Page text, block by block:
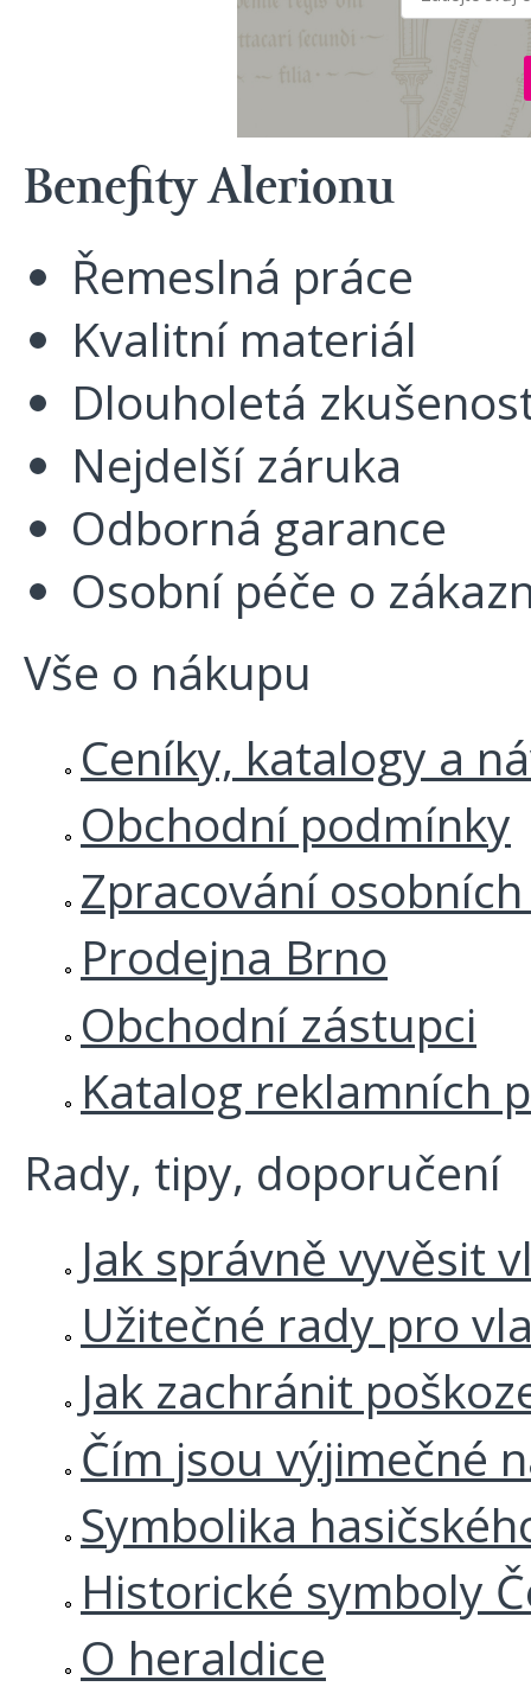
Benefity Alerionu
Řemeslná práce
Kvalitní materiál
Dlouholetá
Nejdelší záruka
Odborná garance
Osobní péče o
Vše o nákupu
Ceníky, katalogy a
Obchodní podmínky
Zpracování
Prodejna Brno
Obchodní zástupci
Katalog reklamních
Rady, tipy, doporučení
Jak správně vyvěsit
Užitečné rady pro
Jak zachránit
Čím jsou výjimečné
Symbolika
Historické symboly
O heraldice